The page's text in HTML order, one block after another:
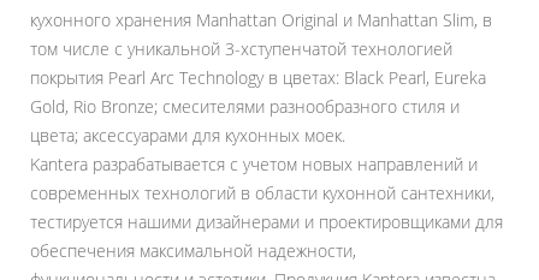
кухонного хранения Manhattan Original и Manhattan Slim, в
том числе с уникальной 3-хступенчатой технологией
покрытия Pearl Arc Technology в цветах: Black Pearl, Eureka
Gold, Rio Bronze; смесителями разнообразного стиля и
цвета; аксессуарами для кухонных моек.
Kantera разрабатывается с учетом новых направлений и
современных технологий в области кухонной сантехники,
тестируется нашими дизайнерами и проектировщиками для
обеспечения максимальной надежности,